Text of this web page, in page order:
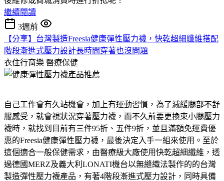
繼續閱讀
3週前
【分享】台灣製造Freesia健康彈性壓力襪，快乾超細纖維搭配
階段漸進式壓力設計長時間穿著也沒問題
衣住行育樂 醫療保健
自己工作會有久站機會，加上有運動習慣，為了減緩腿部不舒
服感受，就會視狀況穿著壓力襪，而不久前要更換束小腿壓力
襪時，就找到目前有三件95折、五件9折，並且滿額免運費優
惠的Freesia健康彈性壓力襪，最後決定入手一組來使用。至於
這個適合一般保健需求，由醫療級大廠使用快乾超細纖維，透
過德國MERZ及義大利LONATI機台以無縫織法製作的的台灣
製造彈性壓力襪產品，有著4階段漸進式壓力設計，同時具備